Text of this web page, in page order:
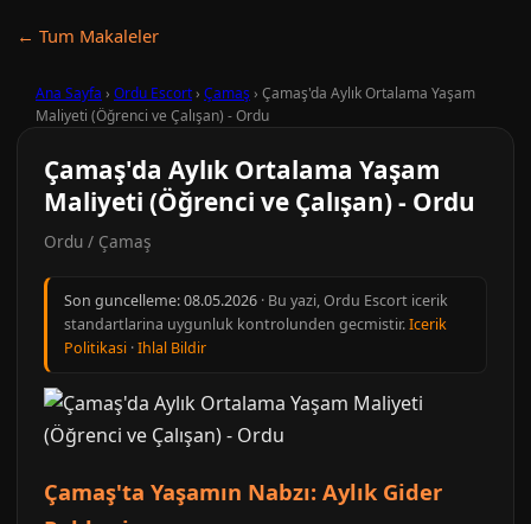
← Tum Makaleler
Ana Sayfa › Ordu Escort› Çamaş › Çamaş'da Aylık Ortalama Yaşam
Maliyeti (Öğrenci ve Çalışan) - Ordu
Çamaş'da Aylık Ortalama Yaşam
Maliyeti (Öğrenci ve Çalışan) - Ordu
Ordu / Çamaş
Son guncelleme:08.05.2026 · Bu yazi, Ordu Escort icerik
standartlarina uygunluk kontrolunden gecmistir.Icerik
Politikasi ·Ihlal Bildir
Çamaş'ta Yaşamın Nabzı: Aylık Gider